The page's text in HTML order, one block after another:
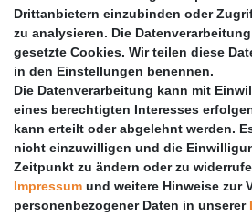
Vertrag widerrufen
PARTNER
DHL
GLS
PaketPLUS
SPONSORING
Drittanbietern einzubinden oder
zu analysieren. Die
gesetzte Cookies. Wir teilen diese
in den Einstellungen benennen.
Die Datenverarbeitung kann mit
eines berechtigten Interesses
kann erteilt oder abgelehnt werden.
nicht einzuwilligen und die
Zeitpunkt zu ändern oder zu
Impressum und weitere Hinweise zur
personenbezogener Daten in unserer